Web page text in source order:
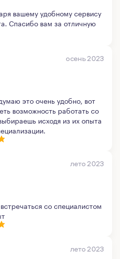
вашему удобному сервису
Спасибо вам за отличную
осень 2023
это очень удобно, вот
возможность работать со
исходя из их опыта
лето 2023
со специалистом
лето 2023